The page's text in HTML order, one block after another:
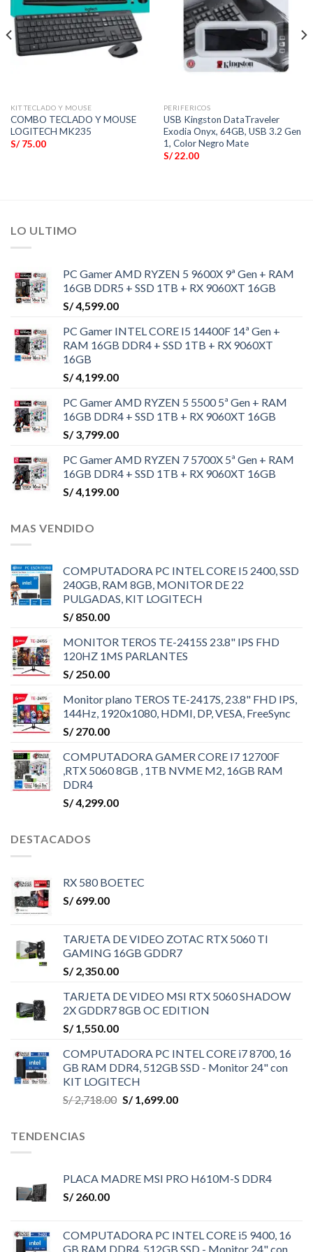
KIT TECLADO Y MOUSE
COMBO TECLADO Y MOUSE
LOGITECH MK235
S/75.00
PERIFERICOS
USB Kingston DataTraveler
Exodia Onyx, 64GB, USB 3.2 Gen
1, Color Negro Mate
S/22.00
LO ULTIMO
PC Gamer AMD RYZEN 5 9600X 9ª Gen + RAM
16GB DDR5 + SSD 1TB + RX 9060XT 16GB
S/4,599.00
PC Gamer INTEL CORE I5 14400F 14ª Gen +
RAM 16GB DDR4 + SSD 1TB + RX 9060XT
16GB
S/4,199.00
PC Gamer AMD RYZEN 5 5500 5ª Gen + RAM
16GB DDR4 + SSD 1TB + RX 9060XT 16GB
S/3,799.00
PC Gamer AMD RYZEN 7 5700X 5ª Gen + RAM
16GB DDR4 + SSD 1TB + RX 9060XT 16GB
S/4,199.00
MAS VENDIDO
COMPUTADORA PC INTEL CORE I5 2400, SSD
240GB, RAM 8GB, MONITOR DE 22
PULGADAS, KIT LOGITECH
S/850.00
MONITOR TEROS TE-2415S 23.8" IPS FHD
120HZ 1MS PARLANTES
S/250.00
Monitor plano TEROS TE-2417S, 23.8" FHD IPS,
144Hz, 1920x1080, HDMI, DP, VESA, FreeSync
S/270.00
COMPUTADORA GAMER CORE I7 12700F
,RTX 5060 8GB , 1TB NVME M2, 16GB RAM
DDR4
S/4,299.00
DESTACADOS
RX 580 BOETEC
S/699.00
TARJETA DE VIDEO ZOTAC RTX 5060 TI
GAMING 16GB GDDR7
S/2,350.00
TARJETA DE VIDEO MSI RTX 5060 SHADOW
2X GDDR7 8GB OC EDITION
S/1,550.00
COMPUTADORA PC INTEL CORE i7 8700, 16
GB RAM DDR4, 512GB SSD - Monitor 24" con
KIT LOGITECH
S/2,718.00 El
S/1,699.00El
TENDENCIAS
PLACA MADRE MSI PRO H610M-S DDR4
S/260.00
COMPUTADORA PC INTEL CORE i5 9400, 16
GB RAM DDR4, 512GB SSD - Monitor 24" con